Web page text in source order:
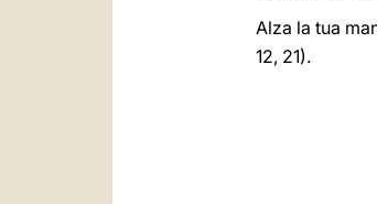
Alza la tua
12, 21).